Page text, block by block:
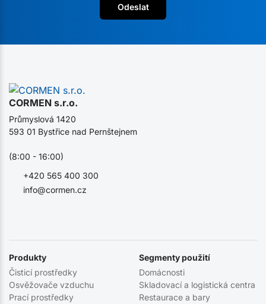
Odeslat
CORMEN s.r.o.
info@cormen.cz
+420 565 400 300
Průmyslová 1420
593 01 Bystřice nad Pernštejnem
(8:00 - 16:00)
Produkty
Čisticí prostředky
Osvěžovače vzduchu
Prací prostředky
Segmenty použití
Domácnosti
Skladovací a logistická centra
Restaurace a bary